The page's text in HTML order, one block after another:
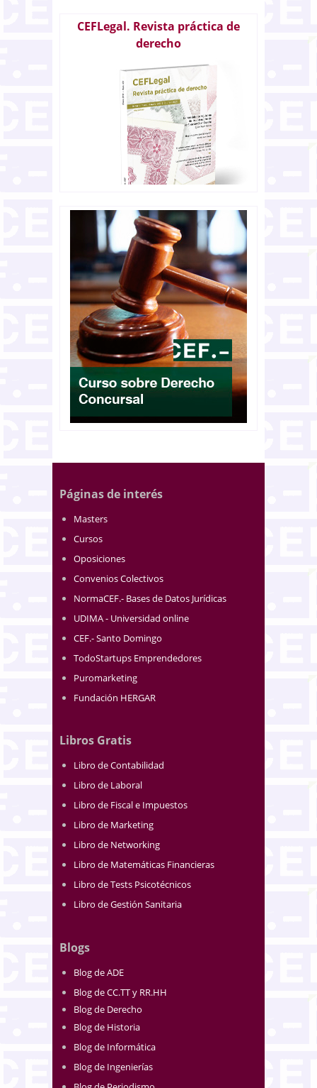
CEFLegal. Revista práctica de
derecho
Páginas de interés
Masters
Cursos
Oposiciones
Convenios Colectivos
NormaCEF.- Bases de Datos Jurídicas
UDIMA - Universidad online
CEF.- Santo Domingo
TodoStartups Emprendedores
Puromarketing
Fundación HERGAR
Libros Gratis
Libro de Contabilidad
Libro de Laboral
Libro de Fiscal e Impuestos
Libro de Marketing
Libro de Networking
Libro de Matemáticas Financieras
Libro de Tests Psicotécnicos
Libro de Gestión Sanitaria
Blogs
Blog de ADE
Blog de CC.TT y RR.HH
Blog de Derecho
Blog de Historia
Blog de Informática
Blog de Ingenierías